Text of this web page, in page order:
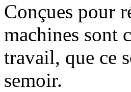
Conçues pour
machines sont
travail, que ce
semoir.